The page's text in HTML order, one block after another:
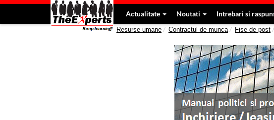
Actualitate Noutati Intrebari si
Resurse umane Contractul de munca Fise de post